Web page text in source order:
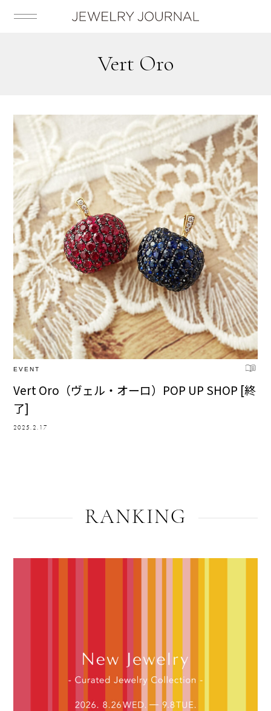
Vert Oro
EVENT
Vert Oro（ヴェル・オーロ）POP UP SHOP [終
了]
2025.2.17
RANKING